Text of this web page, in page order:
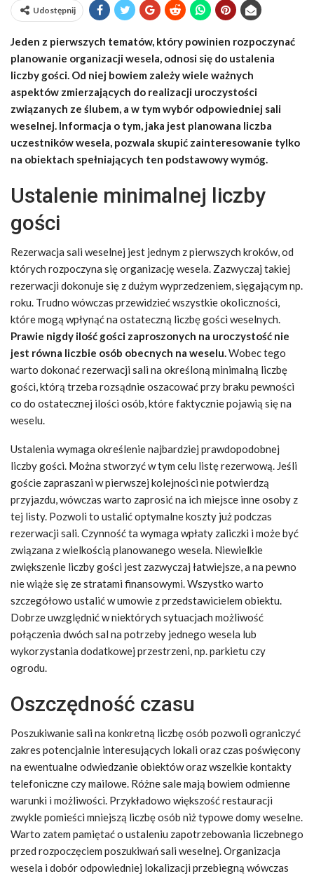
Udostępnij
Jeden z pierwszych tematów, który powinien rozpoczynać
planowanie organizacji wesela, odnosi się do ustalenia
liczby gości. Od niej bowiem zależy wiele ważnych
aspektów zmierzających do realizacji uroczystości
związanych ze ślubem, a w tym wybór odpowiedniej sali
weselnej. Informacja o tym, jaka jest planowana liczba
uczestników wesela, pozwala skupić zainteresowanie tylko
na obiektach spełniających ten podstawowy wymóg.
Ustalenie minimalnej liczby
gości
Rezerwacja sali weselnej jest jednym z pierwszych kroków, od
których rozpoczyna się organizację wesela. Zazwyczaj takiej
rezerwacji dokonuje się z dużym wyprzedzeniem, sięgającym np.
roku. Trudno wówczas przewidzieć wszystkie okoliczności,
które mogą wpłynąć na ostateczną liczbę gości weselnych.
Prawie nigdy ilość gości zaproszonych na uroczystość nie
jest równa liczbie osób obecnych na weselu.Wobec tego
warto dokonać rezerwacji sali na określoną minimalną liczbę
gości, którą trzeba rozsądnie oszacować przy braku pewności
co do ostatecznej ilości osób, które faktycznie pojawią się na
weselu.
Ustalenia wymaga określenie najbardziej prawdopodobnej
liczby gości. Można stworzyć w tym celu listę rezerwową. Jeśli
goście zapraszani w pierwszej kolejności nie potwierdzą
przyjazdu, wówczas warto zaprosić na ich miejsce inne osoby z
tej listy. Pozwoli to ustalić optymalne koszty już podczas
rezerwacji sali. Czynność ta wymaga wpłaty zaliczki i może być
związana z wielkością planowanego wesela. Niewielkie
zwiększenie liczby gości jest zazwyczaj łatwiejsze, a na pewno
nie wiąże się ze stratami finansowymi. Wszystko warto
szczegółowo ustalić w umowie z przedstawicielem obiektu.
Dobrze uwzględnić w niektórych sytuacjach możliwość
połączenia dwóch sal na potrzeby jednego wesela lub
wykorzystania dodatkowej przestrzeni, np. parkietu czy
ogrodu.
Oszczędność czasu
Poszukiwanie sali na konkretną liczbę osób pozwoli ograniczyć
zakres potencjalnie interesujących lokali oraz czas poświęcony
na ewentualne odwiedzanie obiektów oraz wszelkie kontakty
telefoniczne czy mailowe. Różne sale mają bowiem odmienne
warunki i możliwości. Przykładowo większość restauracji
zwykle pomieści mniejszą liczbę osób niż typowe domy weselne.
Warto zatem pamiętać o ustaleniu zapotrzebowania liczebnego
przed rozpoczęciem poszukiwań sali weselnej. Organizacja
wesela i dobór odpowiedniej lokalizacji przebiegną wówczas